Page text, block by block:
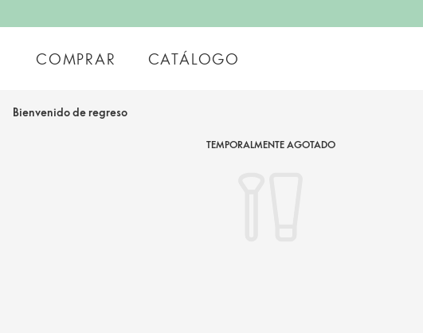
COMPRAR CATÁLOGO
Bienvenido de regreso
TEMPORALMENTE AGOTADO